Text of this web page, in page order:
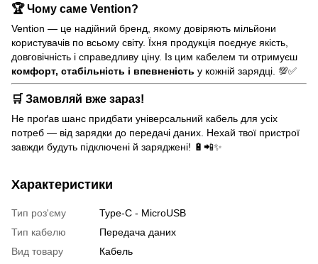
🏆 Чому саме Vention?
Vention — це надійний бренд, якому довіряють мільйони
користувачів по всьому світу. Їхня продукція поєднує якість,
довговічність і справедливу ціну. Із цим кабелем ти отримуєш
комфорт, стабільність і впевненість у кожній зарядці. 💯✅
🛒 Замовляй вже зараз!
Не проґав шанс придбати універсальний кабель для усіх
потреб — від зарядки до передачі даних. Нехай твої пристрої
завжди будуть підключені й заряджені! 🔋📲✨
Характеристики
Тип роз'єму
Type-C - MicroUSB
Тип кабелю
Передача даних
Вид товару
Кабель